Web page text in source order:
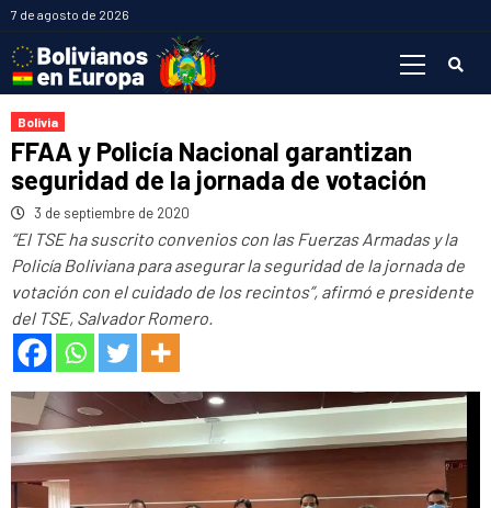
Saltar
contenido
7 de agosto de 2026
Bolivia
FFAA y Policía Nacional garantizan
seguridad de la jornada de votación
3 de septiembre de 2020
“El TSE ha suscrito convenios con las Fuerzas Armadas y la
Policía Boliviana para asegurar la seguridad de la jornada de
votación con el cuidado de los recintos”, afirmó e presidente
del TSE, Salvador Romero.